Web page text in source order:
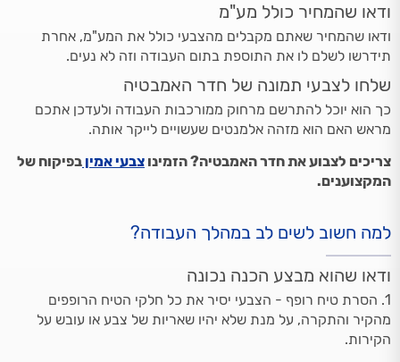
ודאו שהמחיר כולל מע"מ
ודאו שהמחיר שאתם מקבלים מהצבעי כולל את המע"מ, אחרת
תידרשו לשלם לו את התוספת בתום העבודה וזה לא נעים.
שלחו לצבעי תמונה של חדר האמבטיה
כך הוא יוכל להתרשם מרחוק ממורכבות העבודה ולעדכן אתכם
מראש האם הוא מזהה אלמנטים שעשויים לייקר אותה.
צריכים לצבוע את חדר האמבטיה? הזמינו צבעי אמין בפיקוח של
המקצוענים.
למה חשוב לשים לב במהלך העבודה?
ודאו שהוא מבצע הכנה נכונה
1. הסרת טיח רופף - הצבעי יסיר את כל חלקי הטיח הרופפים
מהקיר והתקרה, על מנת שלא יהיו שאריות של צבע או עובש על
הקירות.